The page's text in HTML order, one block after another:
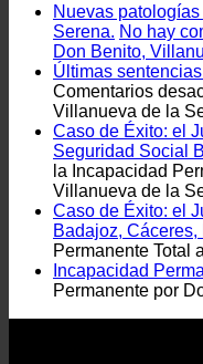
Nuevas
Serena. No hay
Don Benito,
Últimas
Comentarios
Villanueva de la
Caso de Éxito: el
Seguridad Social
la Incapacidad
Villanueva de la
Caso de Éxito: el
Badajoz,
Permanente Total
Incapacidad
Permanente por